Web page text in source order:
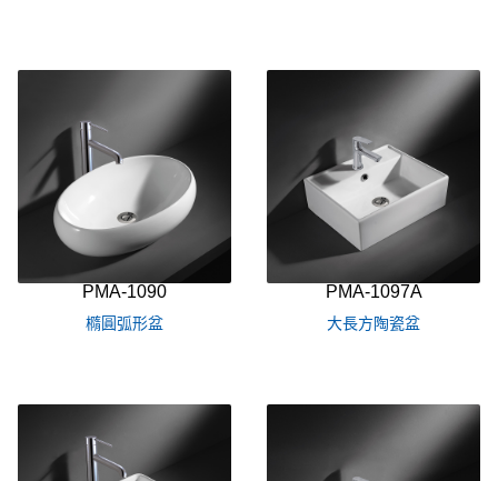
PMA-1090
橢圓弧形盆
PMA-1097A
大長方陶瓷盆